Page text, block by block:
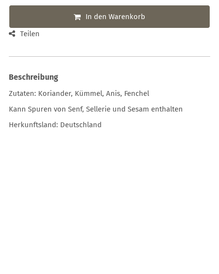
In den Warenkorb
Teilen
Beschreibung
Zutaten: Koriander, Kümmel, Anis, Fenchel
Kann Spuren von Senf, Sellerie und Sesam enthalten
Herkunftsland: Deutschland